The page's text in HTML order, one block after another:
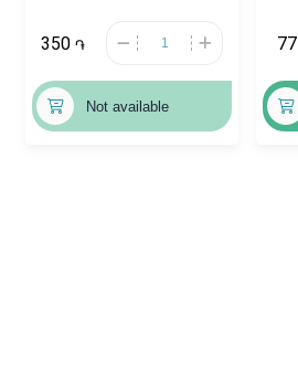
350 ֏
Not available
77